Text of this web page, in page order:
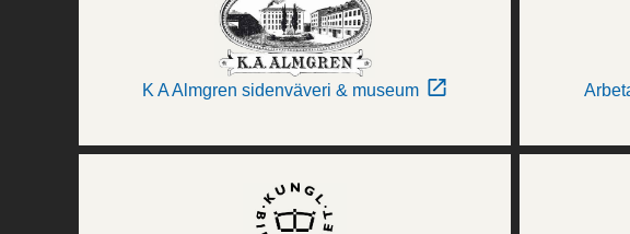
K A Almgren sidenväveri & museum